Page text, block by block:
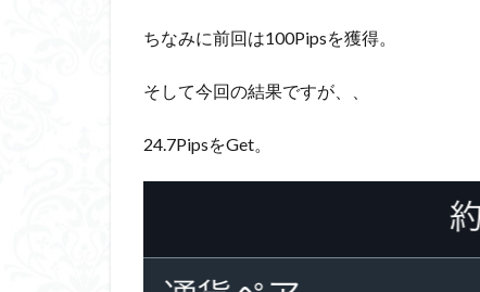
ちなみに前回は100Pipsを獲得。
そして今回の結果ですが、、
24.7PipsをGet。